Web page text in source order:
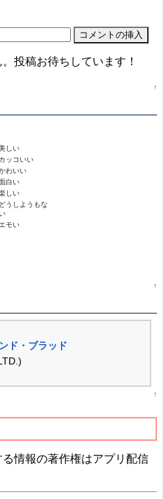
投稿お待ちしています！
↑
しい
カッコいい
わいい
白い
しい
どうしようもな
エモい
↑
ド・ブラッド
↑
情報の著作権はアプリ配信